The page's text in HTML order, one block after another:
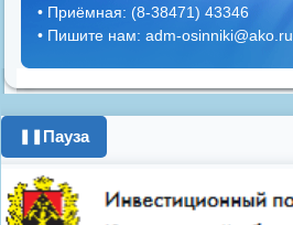
• Приёмная: (8-38471) 43346
• Пишите нам: adm-osinniki@ako.ru
Пауза